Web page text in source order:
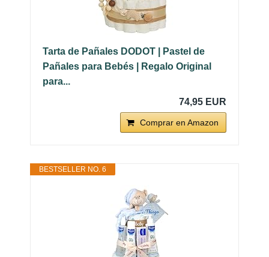
Tarta de Pañales DODOT | Pastel de
Pañales para Bebés | Regalo Original
para...
74,95 EUR
Comprar en Amazon
BESTSELLER NO. 6